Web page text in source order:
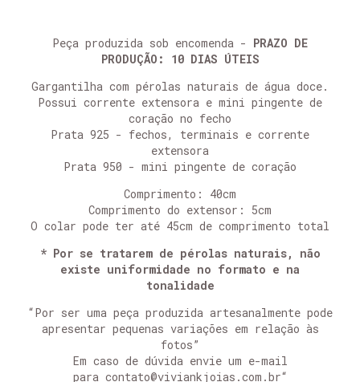
Peça produzida sob encomenda - PRAZO DE
PRODUÇÃO: 10 DIAS ÚTEIS
Gargantilha com pérolas naturais de água doce.
Possui corrente extensora e mini pingente de
coração no fecho
Prata 925 - fechos, terminais e corrente
extensora
Prata 950 - mini pingente de coração
Comprimento: 40cm
Comprimento do extensor: 5cm
O colar pode ter até 45cm de comprimento total
* Por se tratarem de pérolas naturais, não
existe uniformidade no formato e na
tonalidade
“Por ser uma peça produzida artesanalmente pode
apresentar pequenas variações em relação às
fotos”
​Em caso de dúvida envie um e-mail
para contato@viviankjoias.com.br“